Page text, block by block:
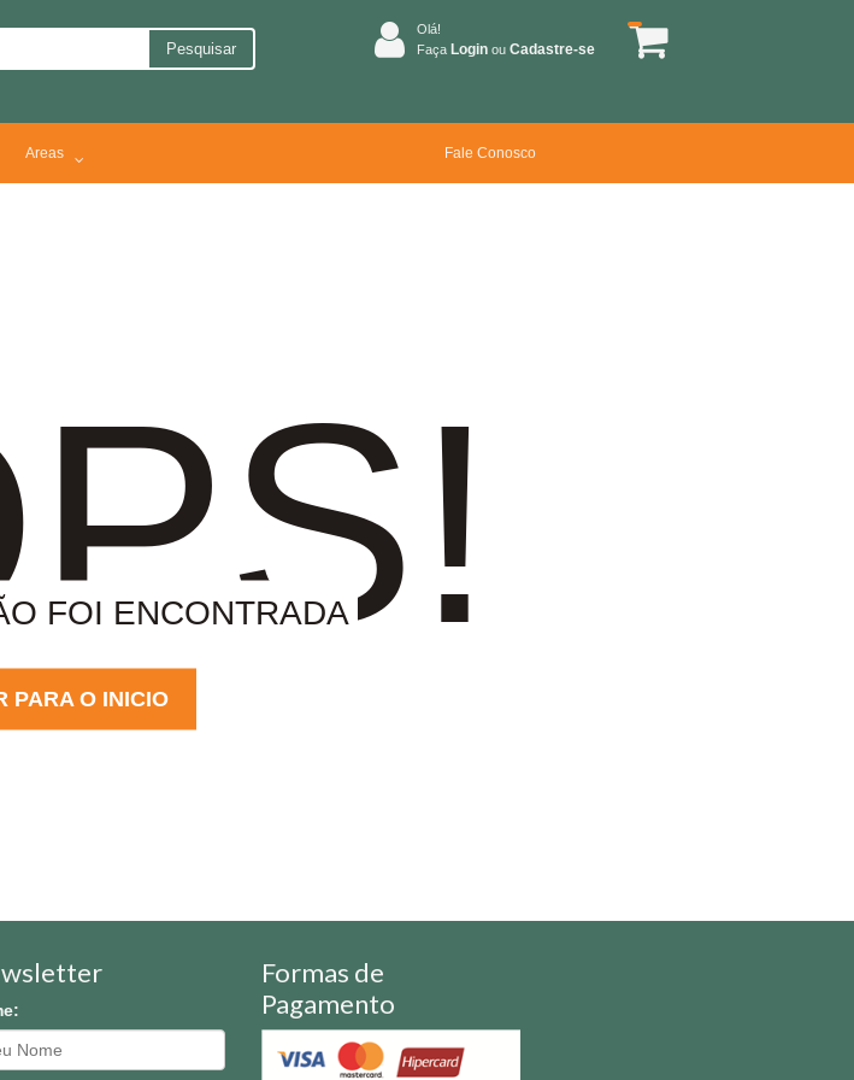
Pesquisar
Olá!
Faça Login ou Cadastre-se
Areas Fale Conosco
FOI ENCONTRADA
PARA O INICIO
Formas de
Pagamento